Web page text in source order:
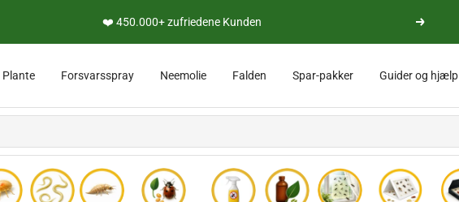
👨‍🔬 Persönliche Expertenberatung yderligere
Plante Forsvarsspray Neemolie Falden Spar-pakker Guider og hjælp